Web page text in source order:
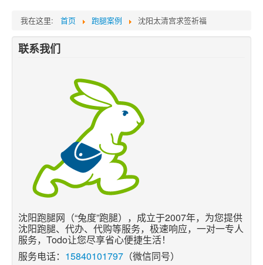
我在这里: 首页 跑腿案例 沈阳太清宫求签祈福
联系我们
沈阳跑腿网（“兔度”跑腿），成立于2007年，为您提供
沈阳跑腿、代办、代购等服务，极速响应，一对一专人
服务，Todo让您尽享省心便捷生活！
服务电话： 15840101797 （微信同号）